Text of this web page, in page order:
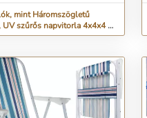
mint Háromszögletű
szűrős napvitorla 4x4x4 m
(BB-10184)